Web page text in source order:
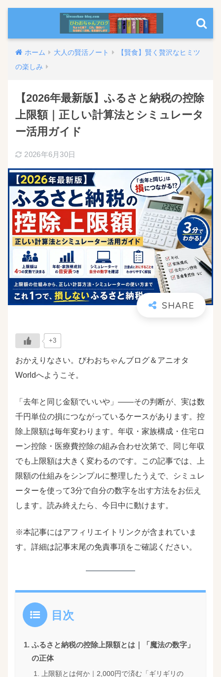
ホーム 大人の賢活ノート
【賢食】賢く贅沢なヒミツ
の楽しみ
【2026年最新版】ふるさと納税の控除
上限額｜正しい計算法とシミュレータ
ー活用ガイド
2026年6月30日
+3
おかえりなさい。びわおちゃんブログ＆アニオタ
Worldへようこそ。
「去年と同じ金額でいいや」――その判断が、実は数
千円単位の損につながっているケースがあります。控
除上限額は毎年変わります。年収・家族構成・住宅ロ
ーン控除・医療費控除の組み合わせ次第で、同じ年収
でも上限額は大きく変わるのです。この記事では、上
限額の仕組みをシンプルに整理したうえで、シミュレ
ーターを使って3分で自分の数字を出す方法をお伝え
します。読み終えたら、今日中に動けます。
※本記事にはアフィリエイトリンクが含まれていま
す。詳細は記事末尾の免責事項をご確認ください。
目次
ふるさと納税の控除上限額とは｜「魔法の数字」
の正体
上限額とは何か｜2,000円で済む「ギリギリの